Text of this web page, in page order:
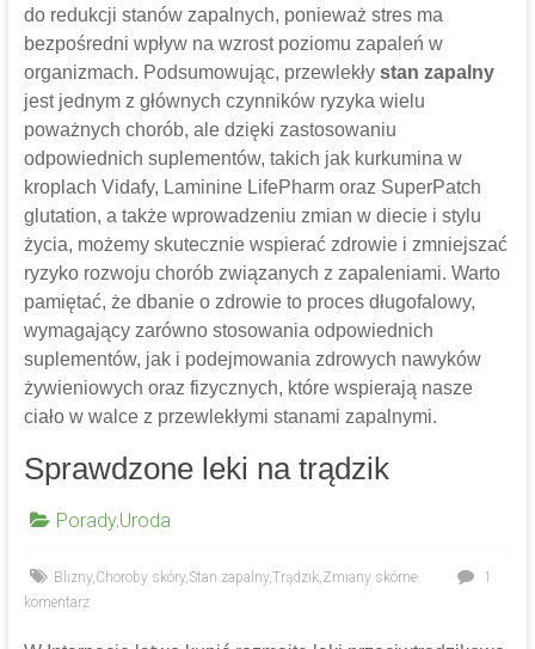
do redukcji stanów zapalnych, ponieważ stres ma
bezpośredni wpływ na wzrost poziomu zapaleń w
organizmach. Podsumowując, przewlekły stan zapalny
jest jednym z głównych czynników ryzyka wielu
poważnych chorób, ale dzięki zastosowaniu
odpowiednich suplementów, takich jak kurkumina w
kroplach Vidafy, Laminine LifePharm oraz SuperPatch
glutation, a także wprowadzeniu zmian w diecie i stylu
życia, możemy skutecznie wspierać zdrowie i zmniejszać
ryzyko rozwoju chorób związanych z zapaleniami. Warto
pamiętać, że dbanie o zdrowie to proces długofalowy,
wymagający zarówno stosowania odpowiednich
suplementów, jak i podejmowania zdrowych nawyków
żywieniowych oraz fizycznych, które wspierają nasze
ciało w walce z przewlekłymi stanami zapalnymi.
Sprawdzone leki na trądzik
Porady,Uroda
Blizny,Choroby skóry,Stan zapalny,Trądzik,Zmiany skórne
1
komentarz